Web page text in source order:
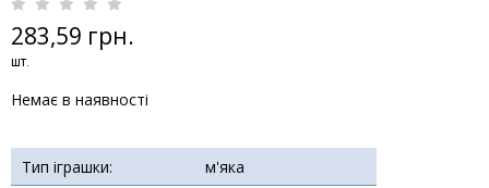
283,59 грн.
шт.
Немає в наявності
Тип іграшки:
м'яка